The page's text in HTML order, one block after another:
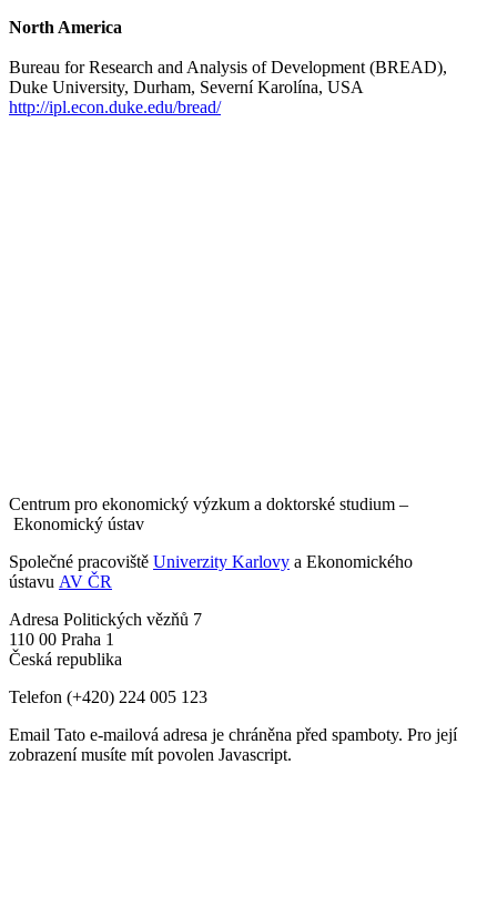
North America
Bureau for Research and Analysis of Development (BREAD),
Duke University, Durham, Severní Karolína, USA
http://ipl.econ.duke.edu/bread/
Centrum pro ekonomický výzkum a doktorské studium –
Ekonomický ústav
Společné pracoviště Univerzity Karlovy a Ekonomického
ústavu AV ČR
Adresa Politických vězňů 7
110 00 Praha 1
Česká republika
Telefon (+420) 224 005 123
Email Tato e-mailová adresa je chráněna před spamboty. Pro její
zobrazení musíte mít povolen Javascript.